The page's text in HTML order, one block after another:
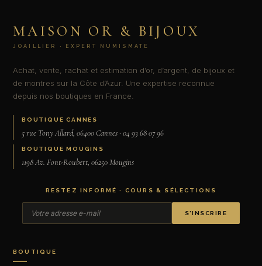
MAISON OR & BIJOUX
JOAILLIER · EXPERT NUMISMATE
Achat, vente, rachat et estimation d’or, d’argent, de bijoux et
de montres sur la Côte d’Azur. Une expertise reconnue
depuis nos boutiques en France.
BOUTIQUE CANNES
5 rue Tony Allard, 06400 Cannes · 04 93 68 07 96
BOUTIQUE MOUGINS
1198 Av. Font-Roubert, 06250 Mougins
RESTEZ INFORMÉ · COURS & SÉLECTIONS
S’INSCRIRE
BOUTIQUE